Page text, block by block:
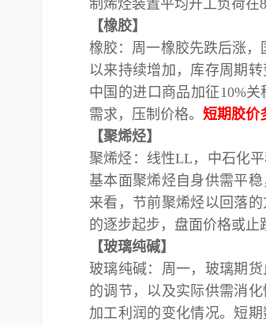
制烯烃装置平均开工负荷在
【橡胶】
橡胶：周一橡胶先跌后涨
以来持续增加，库存周期
中国的进口商品加征10%
需求，压制价格。 短期胶价
【聚烯烃】
聚烯烃：线性LL，中石化平
基本面聚烯烃自身供需平
来看，节前聚烯烃以回落
的逐步起步，盘面价格或止
【玻璃纯碱】
玻璃纯碱： 周一，玻璃期
的调节，以及实际供需消
加工利润的变化情况。短